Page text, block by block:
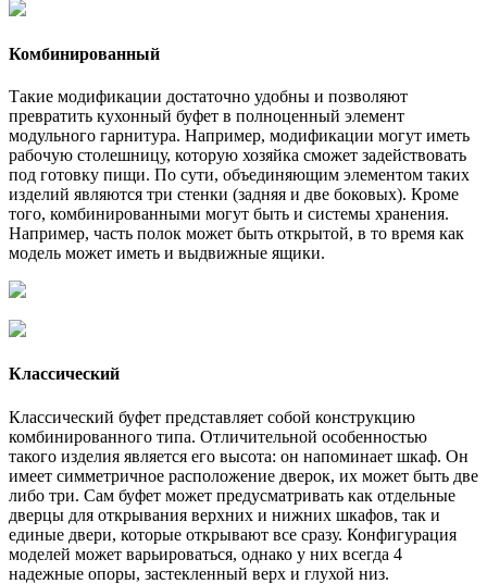
Комбинированный
Такие модификации достаточно удобны и позволяют
превратить кухонный буфет в полноценный элемент
модульного гарнитура. Например, модификации могут иметь
рабочую столешницу, которую хозяйка сможет задействовать
под готовку пищи. По сути, объединяющим элементом таких
изделий являются три стенки (задняя и две боковых). Кроме
того, комбинированными могут быть и системы хранения.
Например, часть полок может быть открытой, в то время как
модель может иметь и выдвижные ящики.
Классический
Классический буфет представляет собой конструкцию
комбинированного типа. Отличительной особенностью
такого изделия является его высота: он напоминает шкаф. Он
имеет симметричное расположение дверок, их может быть две
либо три. Сам буфет может предусматривать как отдельные
дверцы для открывания верхних и нижних шкафов, так и
единые двери, которые открывают все сразу. Конфигурация
моделей может варьироваться, однако у них всегда 4
надежные опоры, застекленный верх и глухой низ.